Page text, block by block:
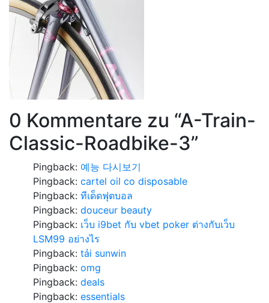
0 Kommentare zu “A-Train-
Classic-Roadbike-3”
Pingback: 예능 다시보기
Pingback: cartel oil co disposable
Pingback: ทีเด็ดฟุตบอล
Pingback: douceur beauty
Pingback: เว็บ i9bet กับ vbet poker ต่างกับเว็บ
LSM99 อย่างไร
Pingback: tải sunwin
Pingback: omg
Pingback: deals
Pingback: essentials